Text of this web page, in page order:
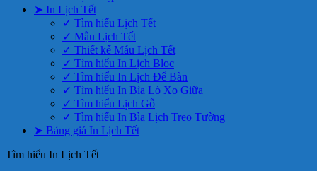
➤ In Lịch Tết
✓ Tìm hiểu Lịch Tết
✓ Mẫu Lịch Tết
✓ Thiết kế Mẫu Lịch Tết
✓ Tìm hiểu In Lịch Bloc
✓ Tìm hiểu In Lịch Để Bàn
✓ Tìm hiểu In Bìa Lò Xo Giữa
✓ Tìm hiểu Lịch Gỗ
✓ Tìm hiểu In Bìa Lịch Treo Tường
➤ Bảng giá In Lịch Tết
Tìm hiểu In Lịch Tết